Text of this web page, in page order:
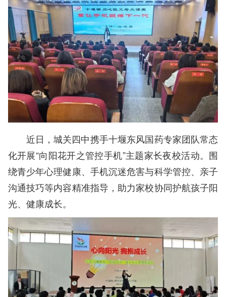
近日，城关四中携手十堰东风国药专家团队常态
化开展“向阳花开之管控手机”主题家长夜校活动。围
绕青少年心理健康、手机沉迷危害与科学管控、亲子
沟通技巧等内容精准指导，助力家校协同护航孩子阳
光、健康成长。